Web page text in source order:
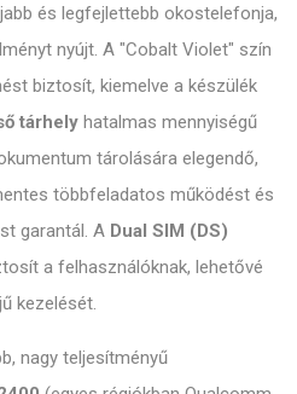
és legfejlettebb okostelefonja,
nyújt. A "Cobalt Violet" szín
biztosít, kiemelve a készülék
tárhely hatalmas mennyiségű
tárolására elegendő,
többfeladatos működést és
garantál. A Dual SIM (DS)
a felhasználóknak, lehetővé
kezelését.
nagy teljesítményű